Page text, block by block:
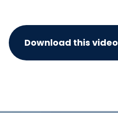
Download this video